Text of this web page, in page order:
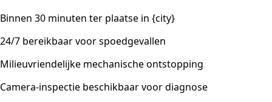
Binnen 30 minuten ter plaatse in {city}
24/7 bereikbaar voor spoedgevallen
Milieuvriendelijke mechanische ontstopping
Camera-inspectie beschikbaar voor diagnose